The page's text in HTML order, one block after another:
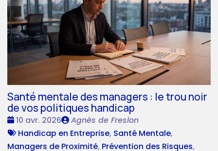
Santé mentale des managers : le trou noir
de vos politiques handicap
Date
:
10 avr. 2026
Publié
par
Agnès de Freslon
Tags
:
Handicap en Entreprise, Santé Mentale,
Managers de Proximité, Prévention des Risques,